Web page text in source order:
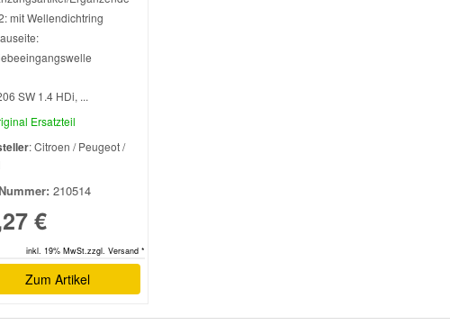
mit Wellendichtring
SW 1.4 HDi, ...
Ersatzteil
: Citroen / Peugeot /
210514
€
inkl. 19% MwSt.zzgl. Versand *
Zum Artikel